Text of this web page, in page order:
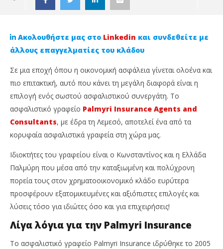
NOW VIEWING
Palmyri Insurance: Ένα ασφαλιστικό γραφείο με
όραμα και 30 χρόνια εμπειρία
21
Μαρτίου,
2025
Insurance
News
Team
Ακολουθήστε μας στο Linkedin και συνδεθείτε με
άλλους επαγγελματίες του κλάδου
Σε μια εποχή όπου η οικονομική ασφάλεια γίνεται ολοένα και
πιο επιτακτική, αυτό που κάνει τη μεγάλη διαφορά είναι η
επιλογή ενός σωστού ασφαλιστικού συνεργάτη. Το
ασφαλιστικό γραφείο Palmyri Insurance Agents and
Consultants, με έδρα τη Λεμεσό, αποτελεί ένα από τα
κορυφαία ασφαλιστικά γραφεία στη χώρα μας.
Ιδιοκτήτες του γραφείου είναι ο Κωνσταντίνος και η Ελλάδα
Παλμύρη που μέσα από την καταξιωμένη και πολύχρονη
πορεία τους στον χρηματοοικονομικό κλάδο ευρύτερα
προσφέρουν εξατομικευμένες και αξιόπιστες επιλογές και
λύσεις τόσο για ιδιώτες όσο και για επιχειρήσεις!
Λίγα λόγια για την Palmyri Insurance
Το ασφαλιστικό γραφείο Palmyri Insurance ιδρύθηκε το 2005